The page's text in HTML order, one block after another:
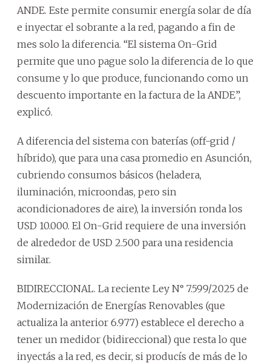
ANDE. Este permite consumir energía solar de día
e inyectar el sobrante a la red, pagando a fin de
mes solo la diferencia. “El sistema On-Grid
permite que uno pague solo la diferencia de lo que
consume y lo que produce, funcionando como un
descuento importante en la factura de la ANDE”,
explicó.
A diferencia del sistema con baterías (off-grid /
híbrido), que para una casa promedio en Asunción,
cubriendo consumos básicos (heladera,
iluminación, microondas, pero sin
acondicionadores de aire), la inversión ronda los
USD 10.000. El On-Grid requiere de una inversión
de alrededor de USD 2.500 para una residencia
similar.
BIDIRECCIONAL. La reciente Ley N° 7.599/2025 de
Modernización de Energías Renovables (que
actualiza la anterior 6.977) establece el derecho a
tener un medidor (bidireccional) que resta lo que
inyectás a la red, es decir, si producís de más de lo